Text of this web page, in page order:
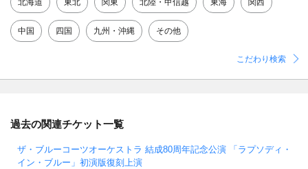
北海道 東北 関東 北陸・甲信越 東海 関西
中国 四国 九州・沖縄 その他
こだわり検索
過去の関連チケット一覧
ザ・ブルーコーツオーケストラ 結成80周年記念公演 「ラプソディ・
イン・ブルー」初演版復刻上演